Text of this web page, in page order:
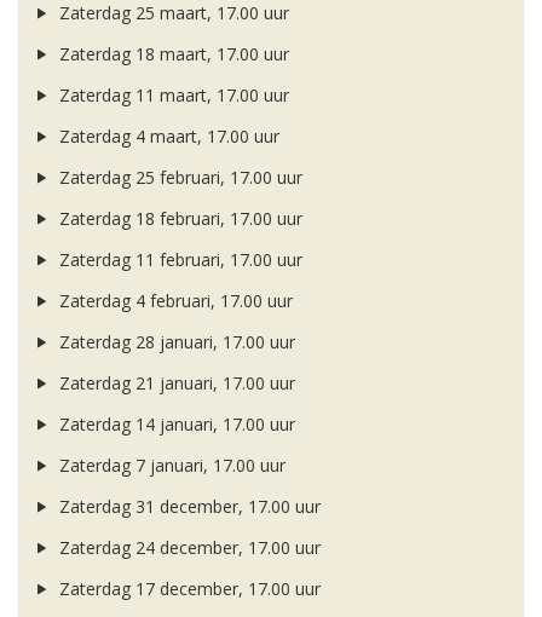
Zaterdag 25 maart, 17.00 uur
Zaterdag 18 maart, 17.00 uur
Zaterdag 11 maart, 17.00 uur
Zaterdag 4 maart, 17.00 uur
Zaterdag 25 februari, 17.00 uur
Zaterdag 18 februari, 17.00 uur
Zaterdag 11 februari, 17.00 uur
Zaterdag 4 februari, 17.00 uur
Zaterdag 28 januari, 17.00 uur
Zaterdag 21 januari, 17.00 uur
Zaterdag 14 januari, 17.00 uur
Zaterdag 7 januari, 17.00 uur
Zaterdag 31 december, 17.00 uur
Zaterdag 24 december, 17.00 uur
Zaterdag 17 december, 17.00 uur